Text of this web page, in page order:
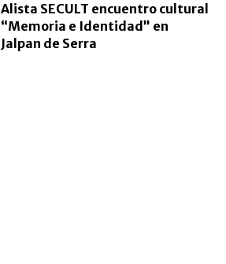
Alista SECULT encuentro cultural
“Memoria e Identidad” en
Jalpan de Serra